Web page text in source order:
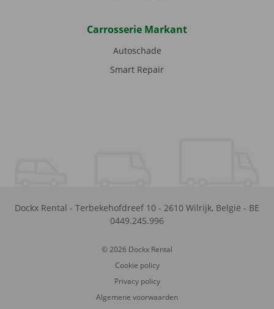
Carrosserie Markant
Autoschade
Smart Repair
Dockx Rental - Terbekehofdreef 10 - 2610 Wilrijk, België - BE
0449.245.996
© 2026 Dockx Rental
Cookie policy
Privacy policy
Algemene voorwaarden